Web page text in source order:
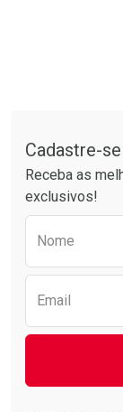
Por R$ 17,59/
Cadastre-
Receba as
exclusivos!
Nome
Email